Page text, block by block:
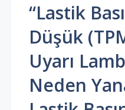
“Lastik
Düşük
Uyarı
Neden